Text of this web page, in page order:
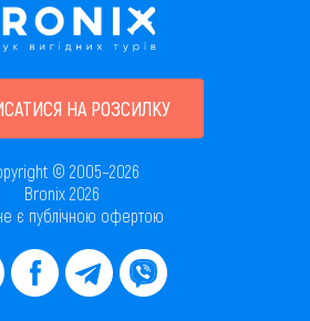
НА РОЗСИЛКУ
© 2005–2026
Bronix 2026
є публічною офертою